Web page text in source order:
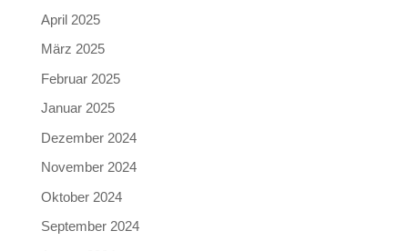
April 2025
März 2025
Februar 2025
Januar 2025
Dezember 2024
November 2024
Oktober 2024
September 2024